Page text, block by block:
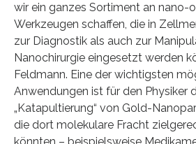
wir ein ganzes Sortiment an nano-
Werkzeugen schaffen, die in
zur Diagnostik als auch zur
Nanochirurgie eingesetzt werden
Feldmann. Eine der wichtigsten
Anwendungen ist für den Physiker
„Katapultierung“ von Gold-
die dort molekulare Fracht
könnten – beispielsweise